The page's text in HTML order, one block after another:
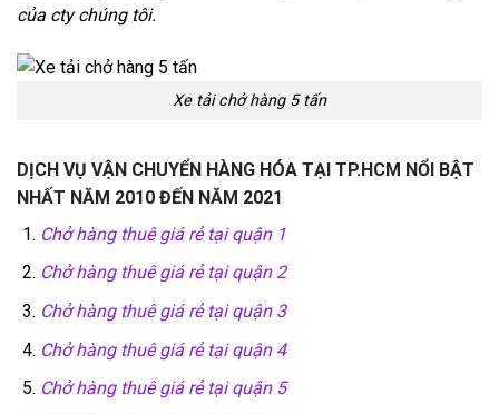
của cty chúng tôi.
Xe tải chở hàng 5 tấn
DỊCH VỤ VẬN CHUYỂN HÀNG HÓA TẠI TP.HCM NỔI BẬT
NHẤT NĂM 2010 ĐẾN NĂM 2021
Chở hàng thuê giá rẻ tại quận 1
Chở hàng thuê giá rẻ tại quận 2
Chở hàng thuê giá rẻ tại quận 3
Chở hàng thuê giá rẻ tại quận 4
Chở hàng thuê giá rẻ tại quận 5